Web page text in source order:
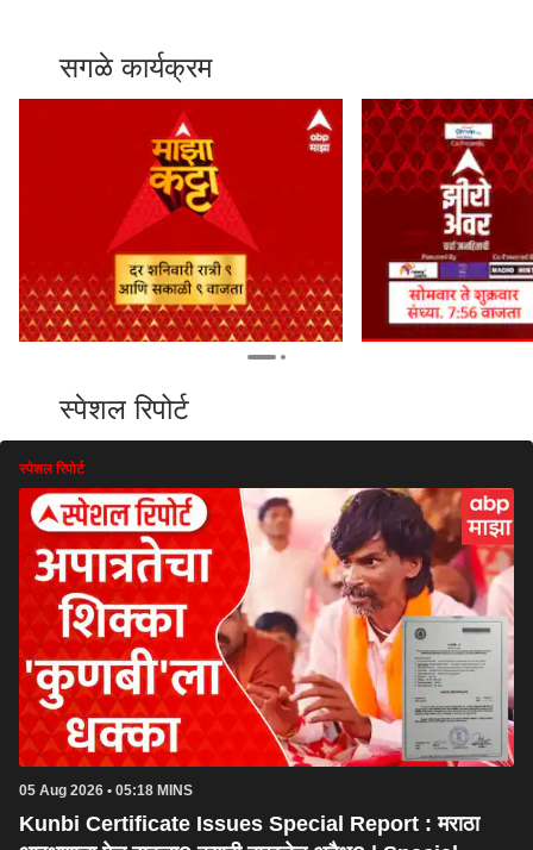
सगळे कार्यक्रम
स्पेशल रिपोर्ट
स्पेशल रिपोर्ट
05 Aug 2026 • 05:18 MINS
Kunbi Certificate Issues Special Report : मराठा